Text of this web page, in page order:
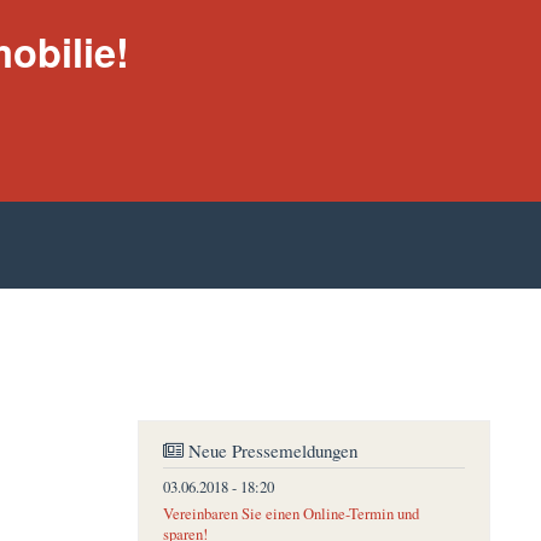
Neue Pressemeldungen
03.06.2018 - 18:20
Vereinbaren Sie einen Online-Termin und
sparen!